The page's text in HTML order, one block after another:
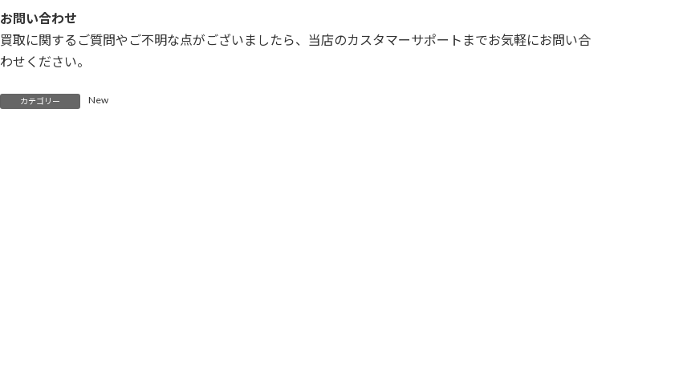
お問い合わせ
買取に関するご質問やご不明な点がございましたら、当店のカスタマーサポートまでお気軽にお問い合
わせください。
カテゴリー New